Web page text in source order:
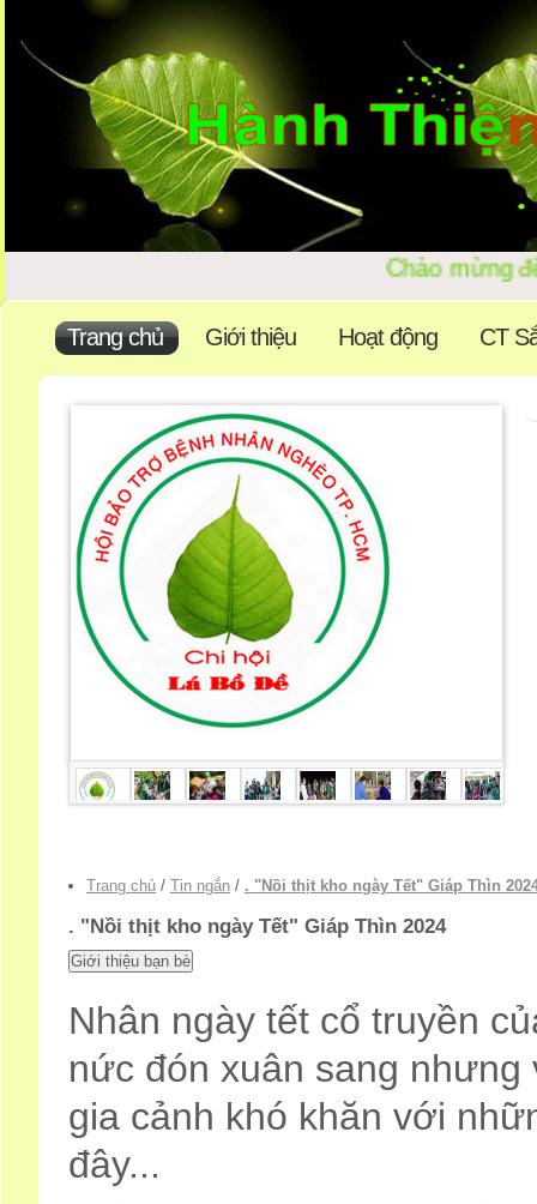
Chào
Trang chủ Giới thiệu Hoạt động CT
Trang chủ / Tin ngắn / . "Nồi thịt kho ngày Tết" Giáp Thìn
. "Nồi thịt kho ngày Tết" Giáp Thìn 2024
Nhân ngày tết cổ truyền
nức đón xuân sang
gia cảnh khó khăn với
đây...